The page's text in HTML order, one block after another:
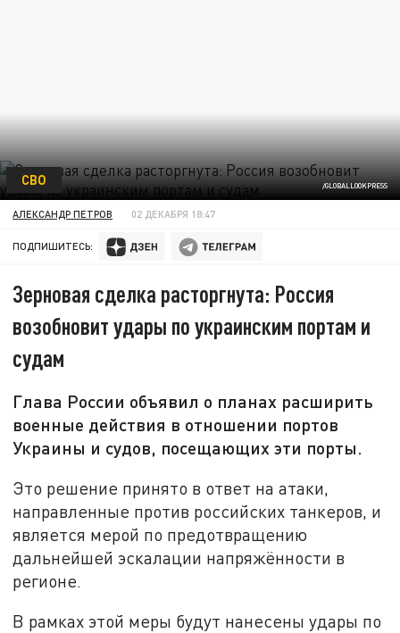
/GLOBALLOOKPRESS
СВО
АЛЕКСАНДР ПЕТРОВ 02 ДЕКАБРЯ 18:47
ПОДПИШИТЕСЬ:
Зерновая сделка расторгнута: Россия
возобновит удары по украинским портам и
судам
Глава России объявил о планах расширить
военные действия в отношении портов
Украины и судов, посещающих эти порты.
Это решение принято в ответ на атаки,
направленные против российских танкеров, и
является мерой по предотвращению
дальнейшей эскалации напряжённости в
регионе.
В рамках этой меры будут нанесены удары по